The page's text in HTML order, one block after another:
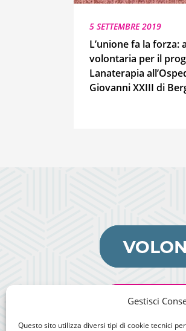
Gestisci
Questo sito utilizza diversi tipi di cookie tecnici
5 SETTEMBRE 2019
L’unione fa la forza:
volontaria per il
Lanaterapia
Giovanni XXIII di